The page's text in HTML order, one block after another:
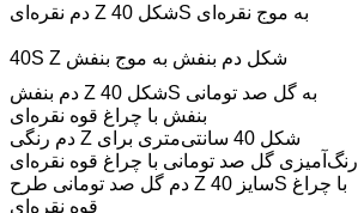
دم نقره‌ای Z شکل 40S به موج نقره‌ای
40S Z شکل دم بنفش به موج بنفش
دم بنفش Z شکل 40S به گل صد تومانی
بنفش با چراغ قوه نقره‌ای
دم رنگی Z شکل 40 سانتی‌متری برای
رنگ‌آمیزی گل صد تومانی با چراغ قوه نقره‌ای
دم گل صد تومانی طرح Z سایز 40S با چراغ
قوه نقره‌ای